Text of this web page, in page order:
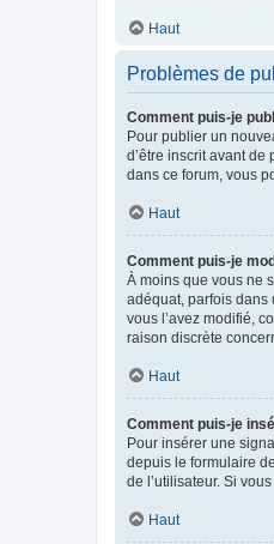
Haut
Problèmes de
Comment puis-je
Pour publier un
d’être inscrit avant
dans ce forum, vous
Haut
Comment puis-je
À moins que vous ne
adéquat, parfois dans
vous l’avez modifié,
raison discrète
Haut
Comment puis-je
Pour insérer une
depuis le formulaire
de l’utilisateur. Si
Haut